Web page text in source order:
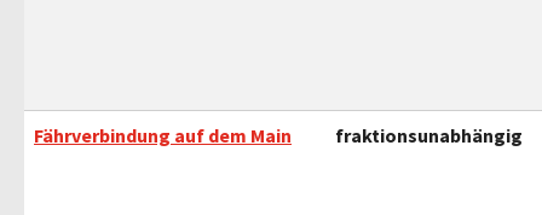
Fährverbindung auf dem Main fraktionsunabhängig